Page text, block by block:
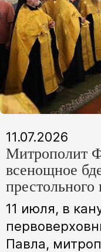
11.07.2026
Митрополит
всенощное
престольного
11 июля, в
Павла,